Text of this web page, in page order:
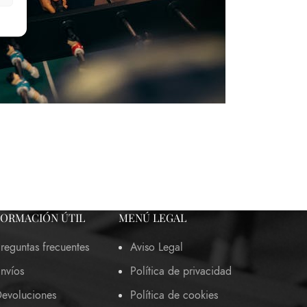
ÚTIL
frecuentes
MENÚ LEGAL
Aviso Legal
Política de privacidad
Política de cookies